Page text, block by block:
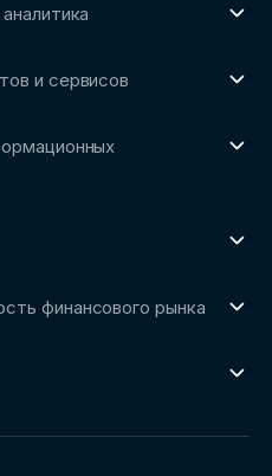
исследования
сервис
и сервисов
финансового рынка